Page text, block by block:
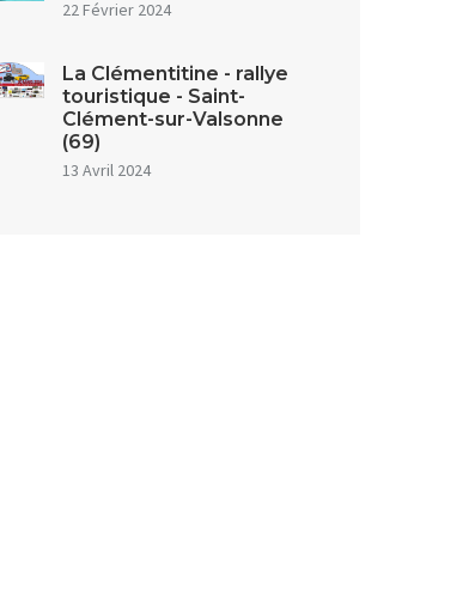
22 Février 2024
La Clémentitine - rallye
touristique - Saint-
Clément-sur-Valsonne
(69)
13 Avril 2024